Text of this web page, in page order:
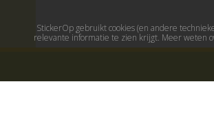
StickerOp gebruikt cookies (en andere
relevante informatie te zien krijgt. Meer weten